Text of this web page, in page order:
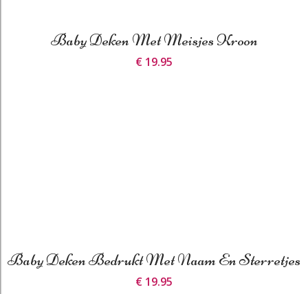
Baby Deken Met Meisjes Kroon
€ 19.95
Baby Deken Bedrukt Met Naam En Sterretjes
€ 19.95